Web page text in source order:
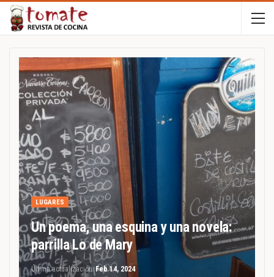
LUGARES
Un poema, una esquina y una novela:
parrilla Lo de Mary
Última actualización Feb 14, 2024